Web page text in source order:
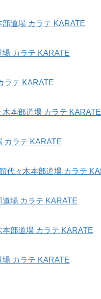
道場 カラテ KARATE
カラテ KARATE
ラテ KARATE
本部道場 カラテ KARATE
カラテ KARATE
代々木本部道場 カラテ
場 カラテ KARATE
部道場 カラテ KARATE
カラテ KARATE